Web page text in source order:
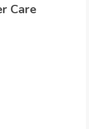
Care